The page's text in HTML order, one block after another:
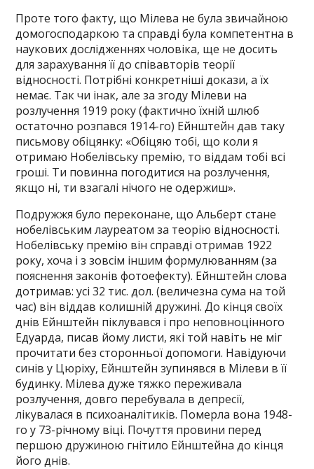
Проте того факту, що Мілева не була звичайною
домогосподаркою та справді була компетентна в
наукових дослідженнях чоловіка, ще не досить
для зарахування її до співавторів теорії
відносності. Потрібні конкретніші докази, а їх
немає. Так чи інак, але за згоду Мілеви на
розлучення 1919 року (фактично їхній шлюб
остаточно розпався 1914-го) Ейнштейн дав таку
письмову обіцянку: «Обіцяю тобі, що коли я
отримаю Нобелівську премію, то віддам тобі всі
гроші. Ти повинна погодитися на розлучення,
якщо ні, ти взагалі нічого не одержиш».
Подружжя було переконане, що Альберт стане
нобелівським лауреатом за теорію відносності.
Нобелівську премію він справді отримав 1922
року, хоча і з зовсім іншим формулюванням (за
пояснення законів фотоефекту). Ейнштейн слова
дотримав: усі 32 тис. дол. (величезна сума на той
час) він віддав колишній дружині. До кінця своїх
днів Ейнштейн піклувався і про неповноцінного
Едуарда, писав йому листи, які той навіть не міг
прочитати без сторонньої допомоги. Навідуючи
синів у Цюріху, Ейнштейн зупинявся в Мілеви в її
будинку. Мілева дуже тяжко переживала
розлучення, довго перебувала в депресії,
лікувалася в психоаналітиків. Померла вона 1948-
го у 73-річному віці. Почуття провини перед
першою дружиною гнітило Ейнштейна до кінця
його днів.